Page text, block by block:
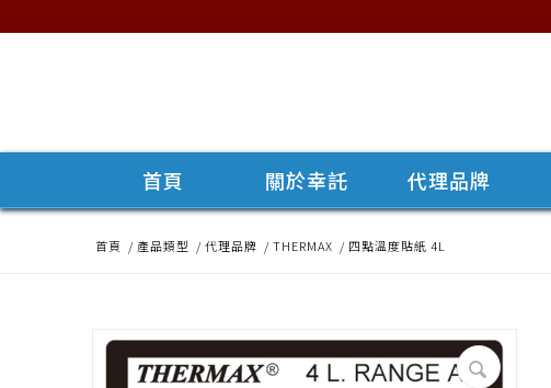
首頁 關於幸託 代理品牌
首頁 / 產品類型 / 代理品牌 / THERMAX / 四點溫度貼紙 4L